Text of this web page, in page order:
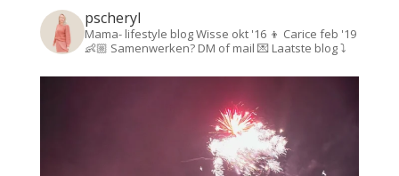
pscheryl
Mama- lifestyle blogWisse okt '16 👦 Carice feb '19
👶🏼 Samenwerken? DM of mail 💌Laatste blog ⤵️